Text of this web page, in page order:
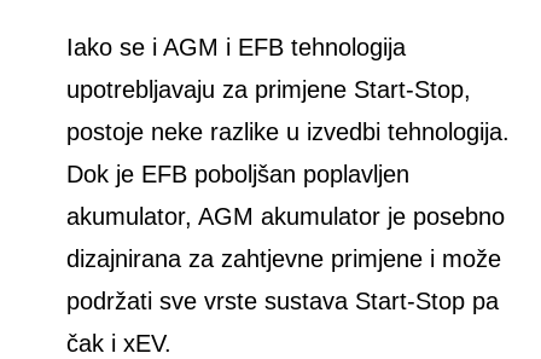
Iako se i AGM i EFB tehnologija
upotrebljavaju za primjene Start-Stop,
postoje neke razlike u izvedbi tehnologija.
Dok je EFB poboljšan poplavljen
akumulator, AGM akumulator je posebno
dizajnirana za zahtjevne primjene i može
podržati sve vrste sustava Start-Stop pa
čak i xEV.